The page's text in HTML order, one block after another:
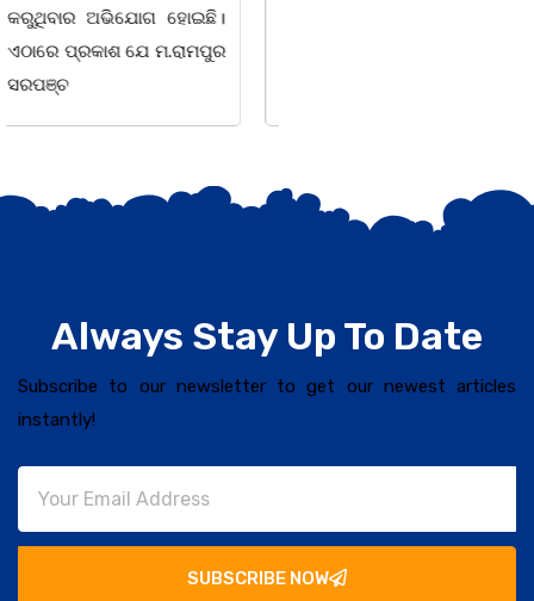
Always Stay Up To Date
Subscribe to our newsletter to get our newest articles
instantly!
SUBSCRIBE NOW